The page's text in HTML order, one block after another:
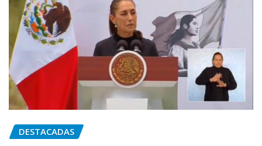
DESTACADAS